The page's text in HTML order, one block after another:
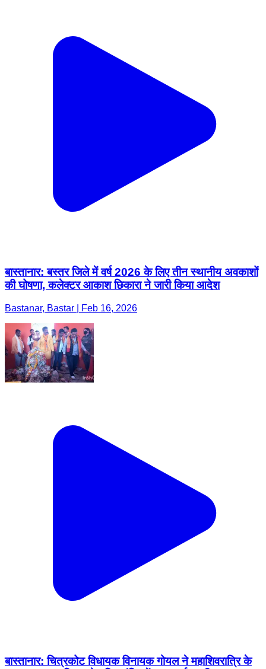
बास्तानार: बस्तर जिले में वर्ष 2026 के लिए तीन स्थानीय अवकाशों
की घोषणा, कलेक्टर आकाश छिकारा ने जारी किया आदेश
Bastanar, Bastar | Feb 16, 2026
बास्तानार: चित्रकोट विधायक विनायक गोयल ने महाशिवरात्रि के